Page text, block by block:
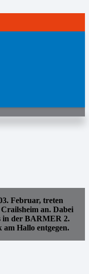
Februar, treten
an. Dabei
in der BARMER 2.
Hallo entgegen.